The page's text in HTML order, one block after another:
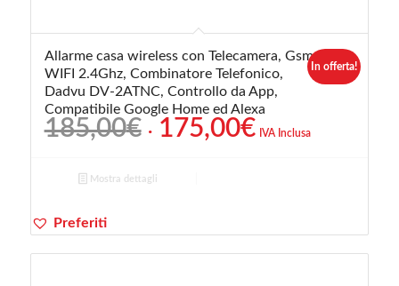
Allarme casa wireless con Telecamera, Gsm,
WIFI 2.4Ghz, Combinatore Telefonico,
Dadvu DV-2ATNC, Controllo da App,
Compatibile Google Home ed Alexa
185,00€ Il
prezzo
originale
era:
175,00€IlIVA Inclusa
In offerta!
Mostra dettagli
Preferiti